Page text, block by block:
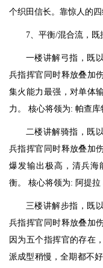
个织田信长。靠惊人的四
7、平衡/混合流，既
一楼讲解弓指，既
兵指挥官同时释放叠加
集火能力最强，对单体
力。 核心将领为: 帕查
二楼讲解骑指，既
兵指挥官同时释放叠加
爆发输出极高，清兵海
衡。 核心将领为: 阿提
三楼讲解步指，既
兵指挥官同时释放叠加
因为五个指挥官的存在
派成型稍慢，全期都不